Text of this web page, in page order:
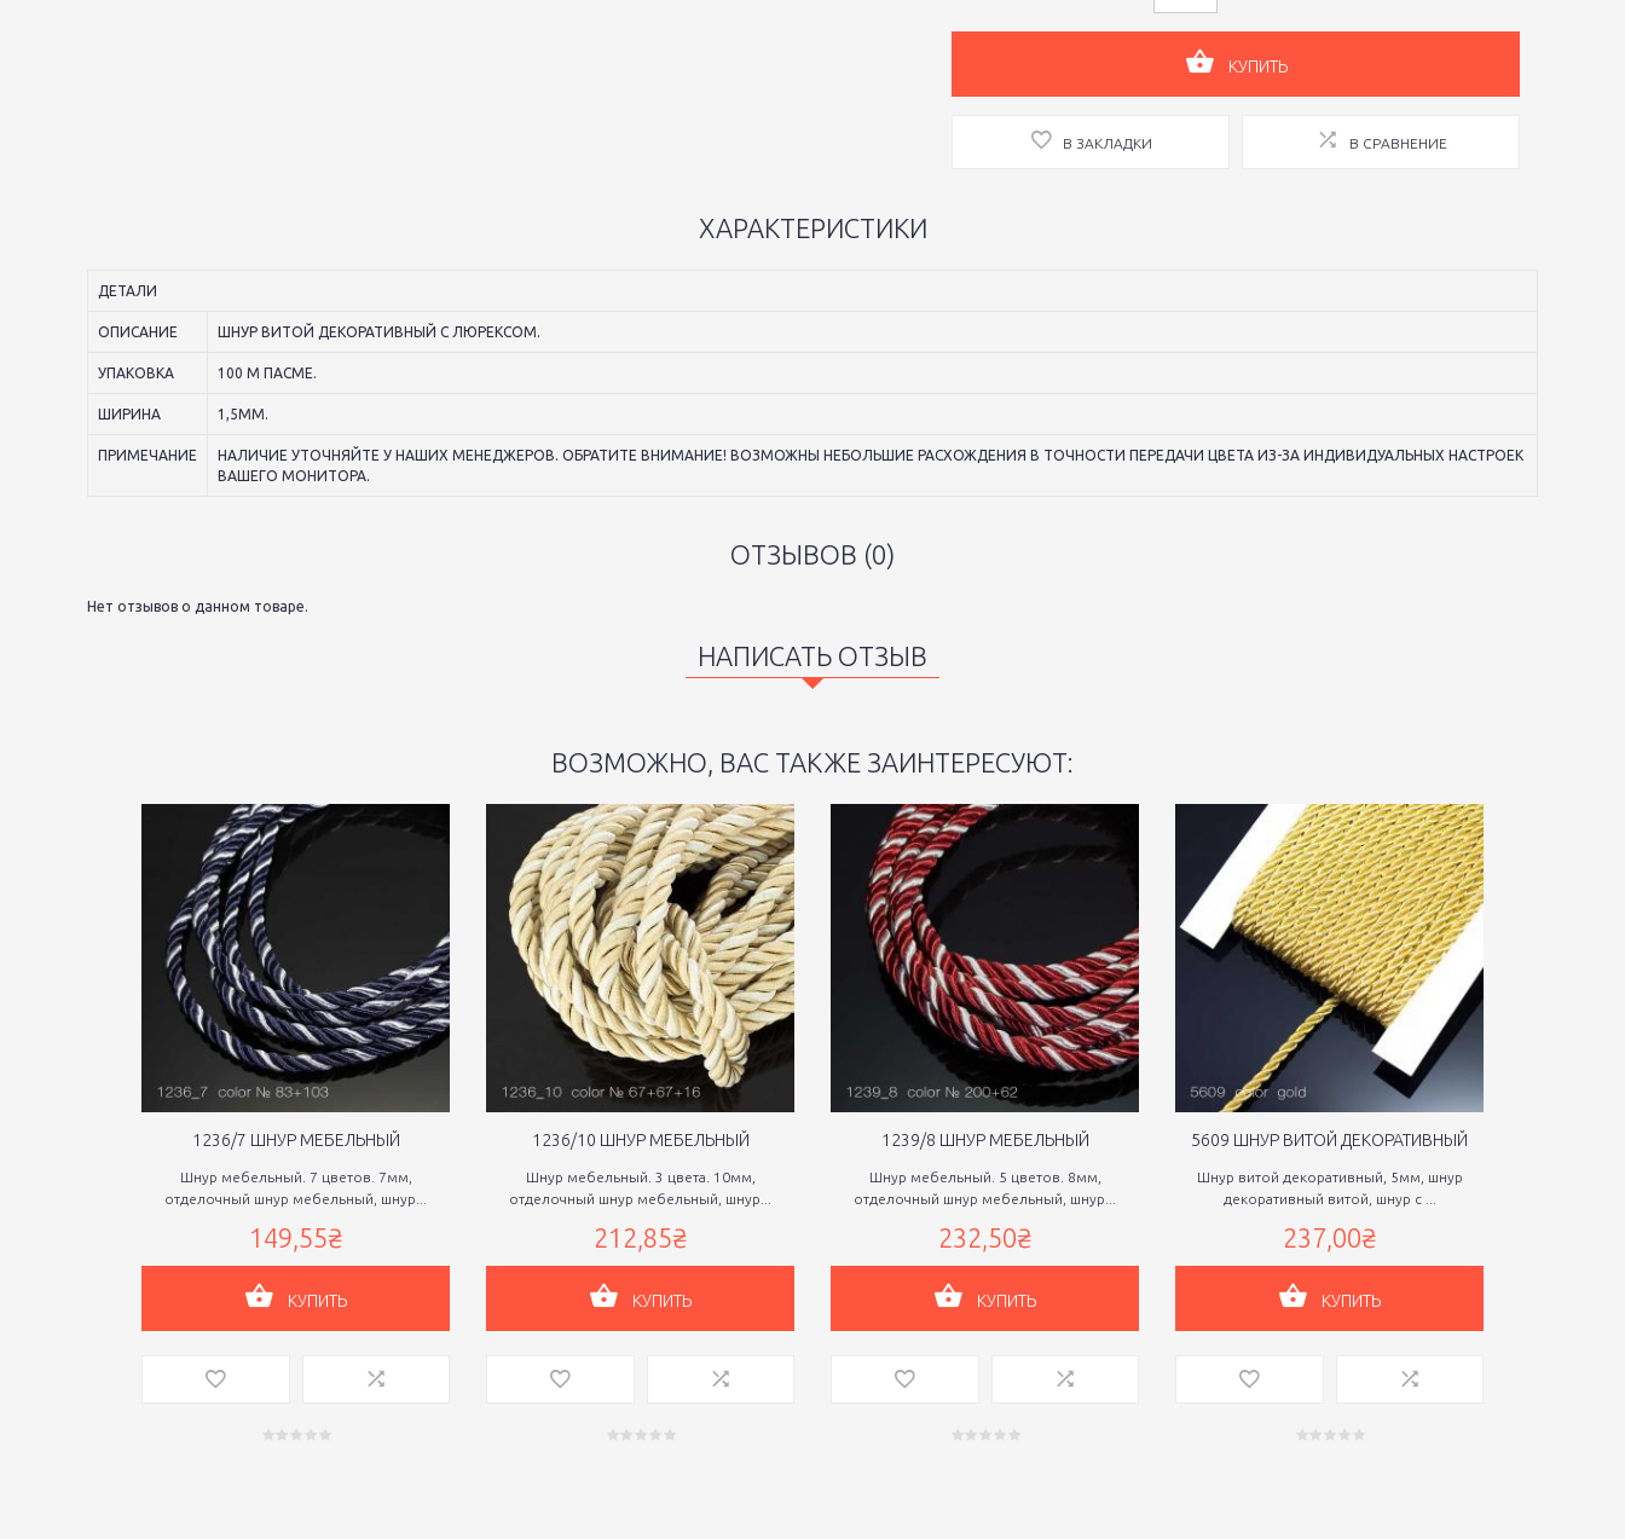
КУПИТЬ
В ЗАКЛАДКИ В СРАВНЕНИЕ
ХАРАКТЕРИСТИКИ
ДЕТАЛИ
ОПИСАНИЕ ШНУР ВИТОЙ ДЕКОРАТИВНЫЙ С ЛЮРЕКСОМ.
УПАКОВКА 100 М ПАСМЕ.
ШИРИНА 1,5ММ.
ПРИМЕЧАНИЕ
НАЛИЧИЕ УТОЧНЯЙТЕ У НАШИХ МЕНЕДЖЕРОВ. ОБРАТИТЕ ВНИМАНИЕ! ВОЗМОЖНЫ НЕБОЛЬШИЕ РАСХОЖДЕНИЯ В ТОЧНОСТИ ПЕРЕДАЧИ ЦВЕТА ИЗ-ЗА ИНДИВИДУАЛЬНЫХ НАСТРОЕК
ВАШЕГО МОНИТОРА.
ОТЗЫВОВ (0)
Нет отзывов о данном товаре.
НАПИСАТЬ ОТЗЫВ
ВОЗМОЖНО, ВАС ТАКЖЕ ЗАИНТЕРЕСУЮТ:
1236/7 ШНУР МЕБЕЛЬНЫЙ
Шнур мебельный. 7 цветов. 7мм,
отделочный шнур мебельный, шнур...
149,55₴
КУПИТЬ
1236/10 ШНУР МЕБЕЛЬНЫЙ
Шнур мебельный. 3 цвета. 10мм,
отделочный шнур мебельный, шнур...
212,85₴
КУПИТЬ
1239/8 ШНУР МЕБЕЛЬНЫЙ
Шнур мебельный. 5 цветов. 8мм,
отделочный шнур мебельный, шнур...
232,50₴
КУПИТЬ
5609 ШНУР ВИТОЙ ДЕКОРАТИВНЫЙ
Шнур витой декоративный, 5мм, шнур
декоративный витой, шнур с ...
237,00₴
КУПИТЬ